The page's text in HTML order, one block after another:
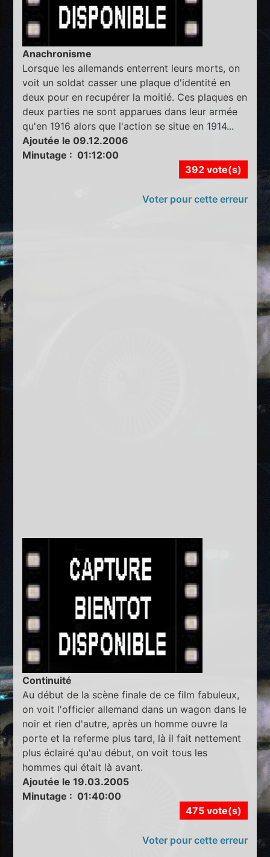
Anachronisme
Lorsque les allemands enterrent leurs morts, on
voit un soldat casser une plaque d'identité en
deux pour en recupérer la moitié. Ces plaques en
deux parties ne sont apparues dans leur armée
qu'en 1916 alors que l'action se situe en 1914...
Ajoutée le 09.12.2006
Minutage : 01:12:00
392 vote(s)
Voter pour cette erreur
Continuité
Au début de la scène finale de ce film fabuleux,
on voit l'officier allemand dans un wagon dans le
noir et rien d'autre, après un homme ouvre la
porte et la referme plus tard, là il fait nettement
plus éclairé qu'au début, on voit tous les
hommes qui était là avant.
Ajoutée le 19.03.2005
Minutage : 01:40:00
475 vote(s)
Voter pour cette erreur